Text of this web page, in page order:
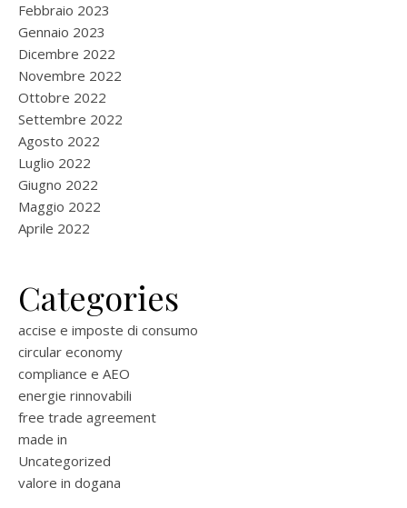
Febbraio 2023
Gennaio 2023
Dicembre 2022
Novembre 2022
Ottobre 2022
Settembre 2022
Agosto 2022
Luglio 2022
Giugno 2022
Maggio 2022
Aprile 2022
Categories
accise e imposte di consumo
circular economy
compliance e AEO
energie rinnovabili
free trade agreement
made in
Uncategorized
valore in dogana